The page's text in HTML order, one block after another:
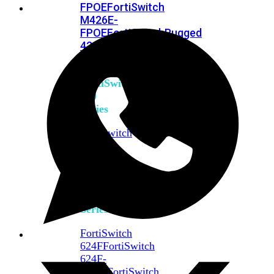
FPOEFortiSwitch
M426E-
FPOEFortiSwitchRugged
424F-
FortiSwitch
500
Series
FortiSwitch
Series
FortiSwitch
624FFortiSwitch
624F-
FortiSwitch